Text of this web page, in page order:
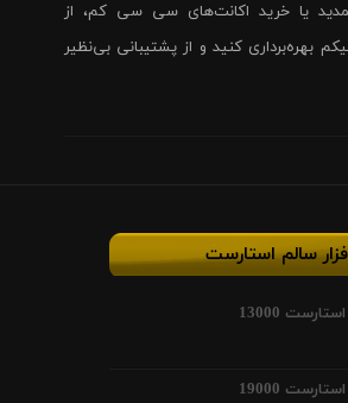
یا خرید اکانت‌های سی سی کم، از
بهره‌برداری کنید و از پشتیبانی بی‌نظیر
سالم استارست
13000
19000